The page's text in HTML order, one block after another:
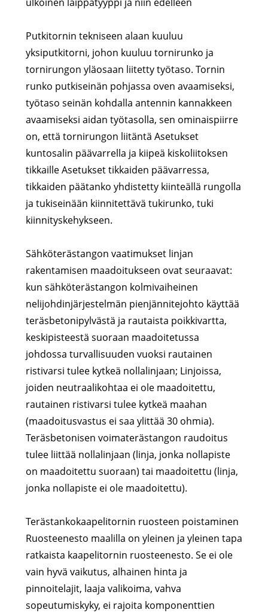
Putkitornin tekniseen alaan kuuluu
yksiputkitorni, johon kuuluu tornirunko ja
tornirungon yläosaan liitetty työtaso. Tornin
runko putkiseinän pohjassa oven avaamiseksi,
työtaso seinän kohdalla antennin kannakkeen
avaamiseksi aidan työtasolla, sen ominaispiirre
on, että tornirungon liitäntä Asetukset
kuntosalin päävarrella ja kiipeä kiskoliitoksen
tikkaille Asetukset tikkaiden päävarressa,
tikkaiden päätanko yhdistetty kiinteällä rungolla
ja tukiseinään kiinnitettävä tukirunko, tuki
kiinnityskehykseen.
Sähköterästangon vaatimukset linjan
rakentamisen maadoitukseen ovat seuraavat:
kun sähköterästangon kolmivaiheinen
nelijohdinjärjestelmän pienjännitejohto käyttää
teräsbetonipylvästä ja rautaista poikkivartta,
keskipisteestä suoraan maadoitetussa
johdossa turvallisuuden vuoksi rautainen
ristivarsi tulee kytkeä nollalinjaan; Linjoissa,
joiden neutraalikohtaa ei ole maadoitettu,
rautainen ristivarsi tulee kytkeä maahan
(maadoitusvastus ei saa ylittää 30 ohmia).
Teräsbetonisen voimaterästangon raudoitus
tulee liittää nollalinjaan (linja, jonka nollapiste
on maadoitettu suoraan) tai maadoitettu (linja,
jonka nollapiste ei ole maadoitettu).
Terästankokaapelitornin ruosteen poistaminen
Ruosteenesto maalilla on yleinen ja yleinen tapa
ratkaista kaapelitornin ruosteenesto. Se ei ole
vain hyvä vaikutus, alhainen hinta ja
pinnoitelajit, laaja valikoima, vahva
sopeutumiskyky, ei rajoita komponenttien